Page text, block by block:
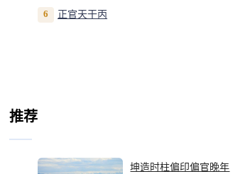
6 正官天干丙
推荐
坤造时柱偏印偏官晚年